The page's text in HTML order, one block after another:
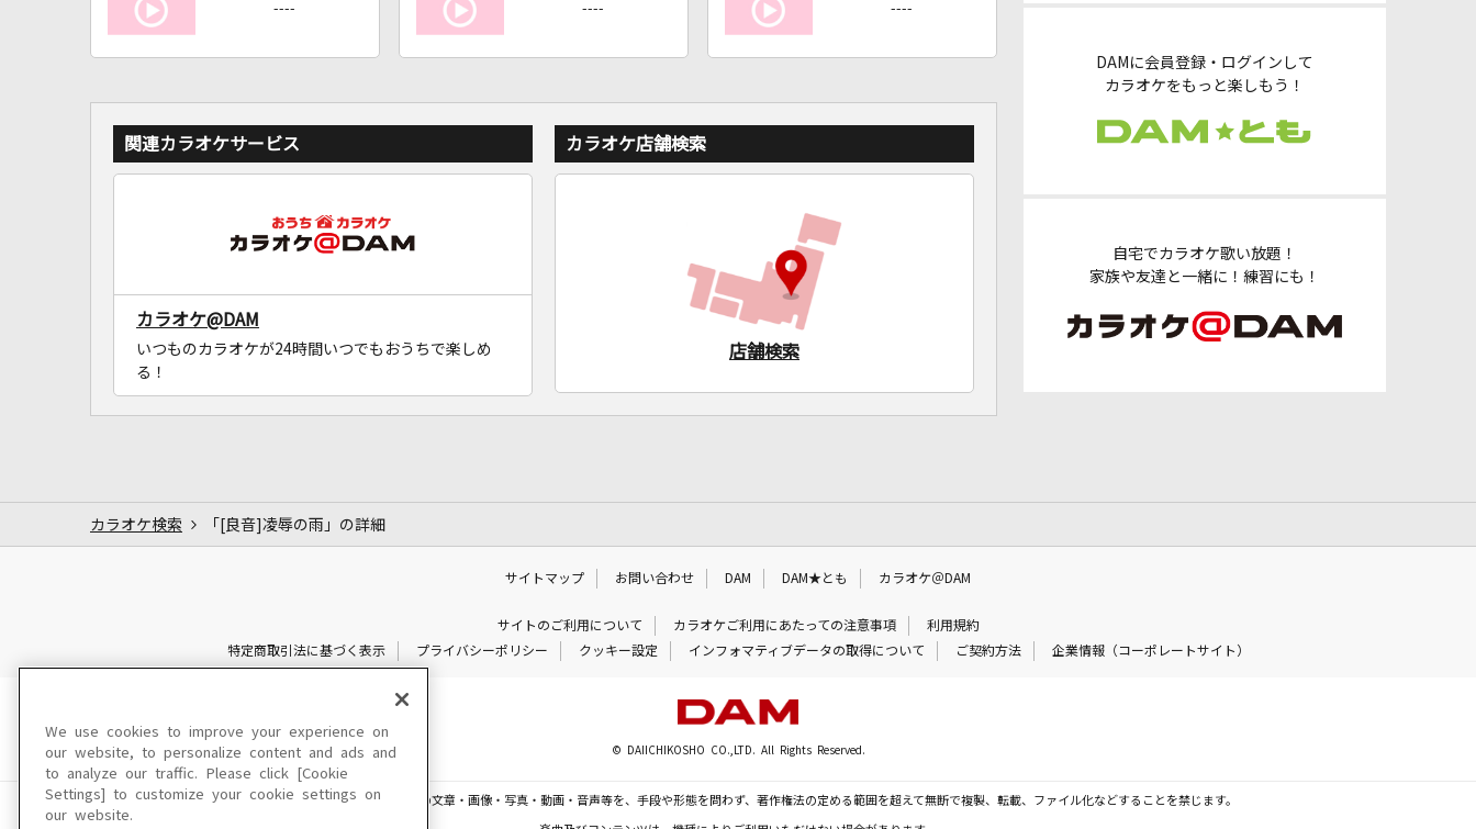
DAMに会員登録・ログインして
カラオケをもっと楽しもう！
自宅でカラオケ歌い放題！
家族や友達と一緒に！練習にも！
---- ---- ----
関連カラオケサービス
カラオケ@DAM
いつものカラオケが24時間いつでもおうちで楽しめ
る！
カラオケ店舗検索
店舗検索
カラオケ検索 「[良音]凌辱の雨」の詳細
サイトマップ お問い合わせ DAM DAM★とも カラオケ＠DAM
サイトのご利用について カラオケご利用にあたっての注意事項
利用規約
特定商取引法に基づく表示
プライバシーポリシー クッキー設定 インフォマティブデータの取得について ご契約方法 企業情報（コーポレートサイト）
© DAIICHIKOSHO CO.,LTD. All Rights Reserved.
このサイトに掲載されている一切の文章・画像・写真・動画・音声等を、手段や形態を問わず、著作権法の定める範囲を超えて無断で複製、転載、ファイル化などすることを禁じます。
We use cookies to improve your experience on
our website, to personalize content and ads and
to analyze our traffic. Please click [Cookie
Settings] to customize your cookie settings on
our website.